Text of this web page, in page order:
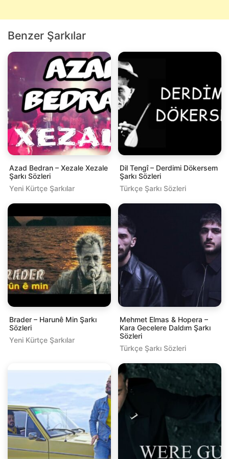
Benzer Şarkılar
Azad Bedran – Xezale Xezale
Şarkı Sözleri
Yeni Kürtçe Şarkılar
Dil Tengî – Derdimi Dökersem
Şarkı Sözleri
Türkçe Şarkı Sözleri
Brader – Harunê Min Şarkı
Sözleri
Yeni Kürtçe Şarkılar
Mehmet Elmas & Hopera –
Kara Gecelere Daldım Şarkı
Sözleri
Türkçe Şarkı Sözleri